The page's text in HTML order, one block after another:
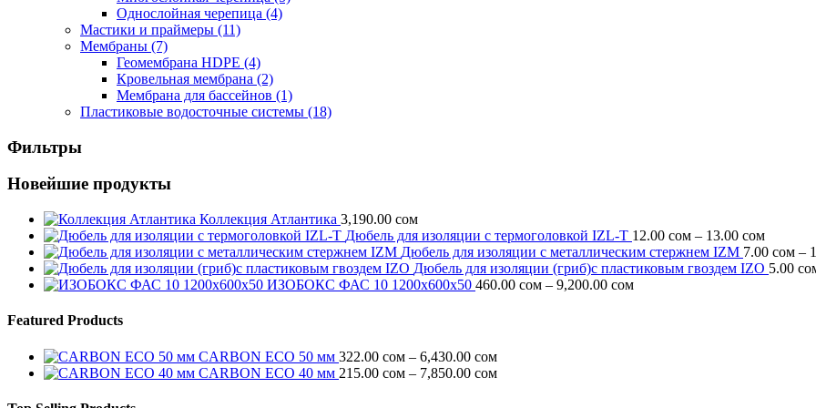
Однослойная черепица (4)
Мастики и праймеры (11)
Мембраны (7)
Геомембрана HDPE (4)
Кровельная мембрана (2)
Мембрана для бассейнов (1)
Пластиковые водосточные системы (18)
Фильтры
Новейшие продукты
Коллекция Атлантика 3,190.00 сом
Дюбель для изоляции c термоголовкой IZL-T 12.00 сом – 13.00 сомДиапазон
цен:
12.00
Дюбель для изоляции с металлическим стержнем IZM 7.00 сом –
Дюбель для изоляции (гриб)с пластиковым гвоздем IZO 5.00
ИЗОБОКС ФАС 10 1200х600х50 460.00 сом – 9,200.00 сомДиапазон
Featured Products
CARBON ECO 50 мм 322.00 сом – 6,430.00 сомДиапазон
цен:
CARBON ECO 40 мм 215.00 сом – 7,850.00 сомДиапазон